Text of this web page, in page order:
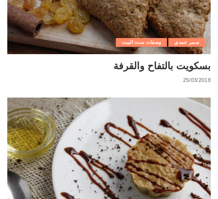
سمر حمدي وصفات ست البيت
بسكويت بالتفاح والقرفة
25/03/2018